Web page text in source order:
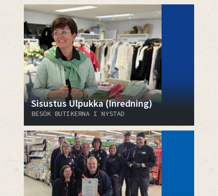
Sisustus Ulpukka (Inredning)
BESÖK BUTIKERNA I NYSTAD